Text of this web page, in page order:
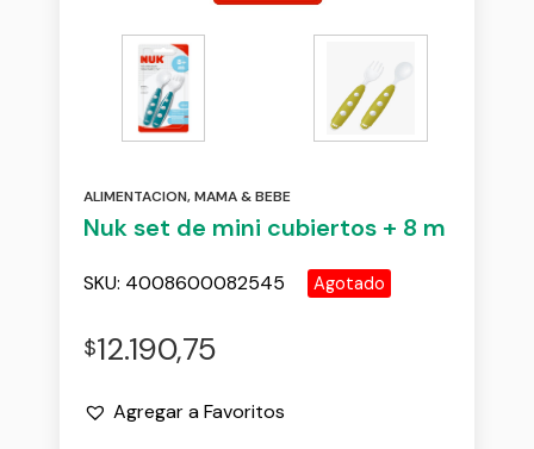
ALIMENTACION,MAMA & BEBE
Nuk set de mini cubiertos + 8 m
SKU: 4008600082545 Agotado
$12.190,75
Agregar a Favoritos